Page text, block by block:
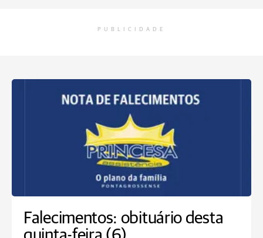
PUBLICIDADE
Falecimentos: obituário desta